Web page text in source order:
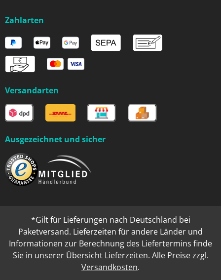
Zahlarten
Versandarten
Ausgezeichnet und sicher
*Gilt für Lieferungen nach Deutschland bei
Paketversand. Lieferzeiten für andere Länder und
Informationen zur Berechnung des Liefertermins finde
Sie in unserer Übersicht Lieferzeiten. Alle Preise zzgl.
Versandkosten.